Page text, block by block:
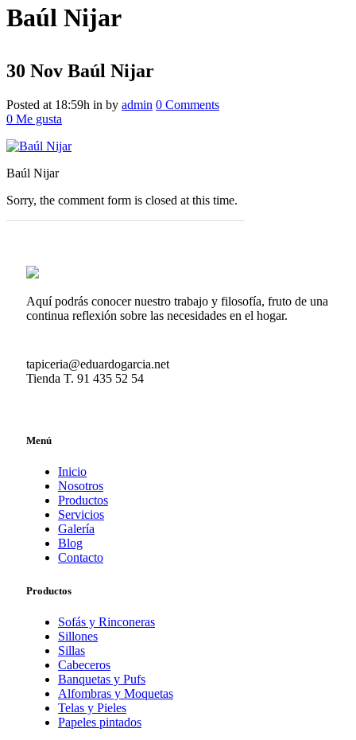
Baúl Nijar
30 Nov Baúl Nijar
Posted at 18:59h in by admin 0 Comments
0 Me gusta
Baúl Nijar
Sorry, the comment form is closed at this time.
Aquí podrás conocer nuestro trabajo y filosofía, fruto de una
continua reflexión sobre las necesidades en el hogar.
tapiceria@eduardogarcia.net
Tienda T. 91 435 52 54
Menú
Inicio
Nosotros
Productos
Servicios
Galería
Blog
Contacto
Productos
Sofás y Rinconeras
Sillones
Sillas
Cabeceros
Banquetas y Pufs
Alfombras y Moquetas
Telas y Pieles
Papeles pintados